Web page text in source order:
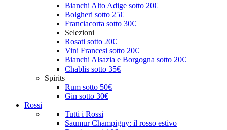
Bianchi Alto Adige sotto 20€
Bolgheri sotto 25€
Franciacorta sotto 30€
Selezioni
Rosati sotto 20€
Vini Francesi sotto 20€
Bianchi Alsazia e Borgogna sotto 20€
Chablis sotto 35€
Spirits
Rum sotto 50€
Gin sotto 30€
Rossi
Tutti i Rossi
Saumur Champigny: il rosso estivo